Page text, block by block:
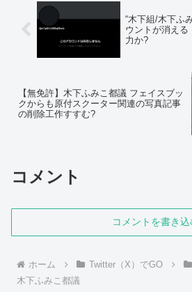
“木下組/木下ふ
ウントが消え
力か?
【無免許】木下ふみこ都議 フェイスブッ
クからも原付スクーター関連の写真記事
の削除工作すすむ?
コメント
コメントを書き込
ホーム Twitter（X）でGO
木下ふみこ都議